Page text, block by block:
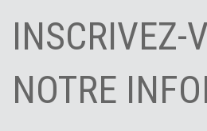
INSCRIVEZ-
NOTRE